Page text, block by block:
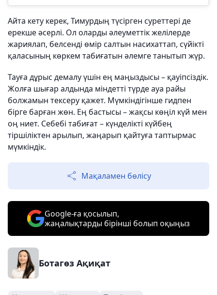
Айта кету керек, Тимурдың түсірген суреттері де
ерекше әсерлі. Ол оларды әлеуметтік желілерде
жариялап, белсенді өмір салтын насихаттап, сүйікті
қаласының көркем табиғатын әлемге танытып жүр.
Тауға дұрыс демалу үшін ең маңыздысы – қауіпсіздік.
Жолға шығар алдында міндетті түрде ауа райы
болжамын тексеру қажет. Мүмкіндігінше гидпен
бірге барған жөн. Ең бастысы – жақсы көңіл күй мен
оң ниет. Себебі табиғат – күнделікті күйбең
тіршіліктен арылып, жаңарып қайтуға таптырмас
мүмкіндік.
Мақаламен бөлісу
Google-ға қосылып,
жаңалықтарды бірінші болып оқыңыз
Ботагөз Ақиқат